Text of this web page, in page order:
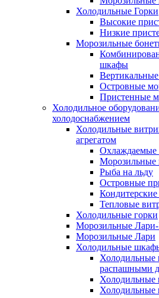
Холодильные Горки
Высокие
Низкие
Морозильные
шкафы
Островные
Пристенные
Холодильное
холодоснабжением
Холодильные
агрегатом
Охлаждаемые
Морозильные
Рыба на льду
Островные
Тепловые
Холодильные горки
Морозильные
Морозильные Лари
Холодильные
Холодильные
распашными
Холодильные